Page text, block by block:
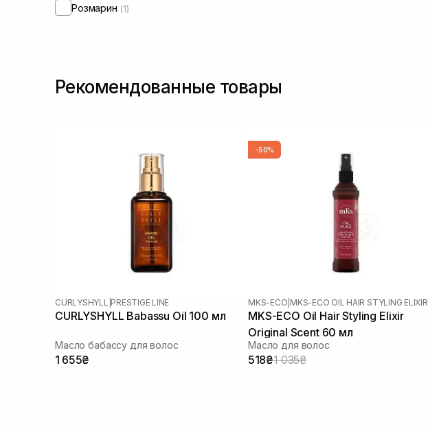
Розмарин (1)
Рекомендованные товары
CURLYSHYLL PRESTIGE LINE
CURLYSHYLL Babassu Oil 100 мл
Масло бабассу для волос
1 655₴
-50%
MKS-ECO MKS-ECO OIL HAIR STYLING ELIXIR
MKS-ECO Oil Hair Styling Elixir
Original Scent 60 мл
Масло для волос
518₴1 035₴